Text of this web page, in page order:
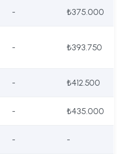
- ₺375.000
- ₺393.750
- ₺412.500
- ₺435.000
- -